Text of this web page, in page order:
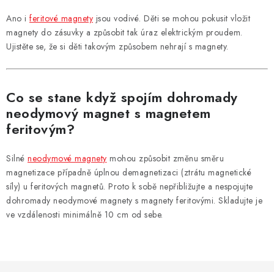
Ano i feritové magnety jsou vodivé. Děti se mohou pokusit vložit
magnety do zásuvky a způsobit tak úraz elektrickým proudem.
Ujistěte se, že si děti takovým způsobem nehrají s magnety.
Co se stane když spojím dohromady
neodymový magnet s magnetem
feritovým?
Silné neodymové magnety mohou způsobit změnu směru
magnetizace případně úplnou demagnetizaci (ztrátu magnetické
síly) u feritových magnetů. Proto k sobě nepřibližujte a nespojujte
dohromady neodymové magnety s magnety feritovými. Skladujte je
ve vzdálenosti minimálně 10 cm od sebe.